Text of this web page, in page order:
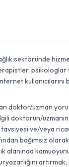
sektöründe
psikologlar
kullanıcılarını
doktor/uzman
doktorun/
ve/veya
bağımsız
alanında